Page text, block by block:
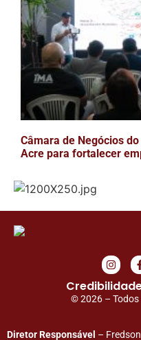
Câmara de Negócios
Acre para fortalecer
© 2026 – Todos
Diretor Responsável –